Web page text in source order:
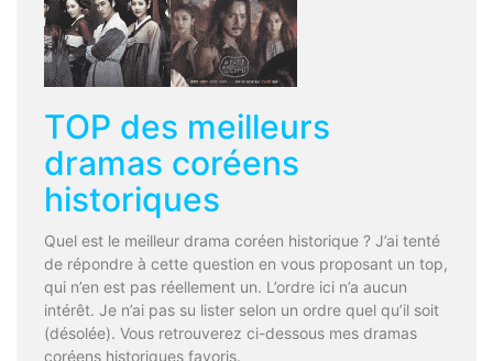
TOP des meilleurs
dramas coréens
historiques
Quel est le meilleur drama coréen historique ? J’ai tenté
de répondre à cette question en vous proposant un top,
qui n’en est pas réellement un. L’ordre ici n’a aucun
intérêt. Je n’ai pas su lister selon un ordre quel qu’il soit
(désolée). Vous retrouverez ci-dessous mes dramas
coréens historiques favoris.